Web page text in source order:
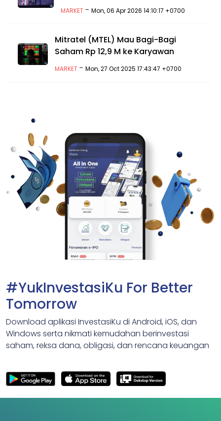
MARKET- Mon, 06 Apr 2026 14:10:17 +0700
Mitratel (MTEL) Mau Bagi-Bagi
Saham Rp 12,9 M ke Karyawan
MARKET -Mon, 27 Oct 2025 17:43:47 +0700
#YukInvestasiKu For Better
Tomorrow
Download aplikasi InvestasiKu di Android, iOS, dan
Windows serta nikmati kemudahan berinvestasi
saham, reksa dana, obligasi, dan rencana keuangan